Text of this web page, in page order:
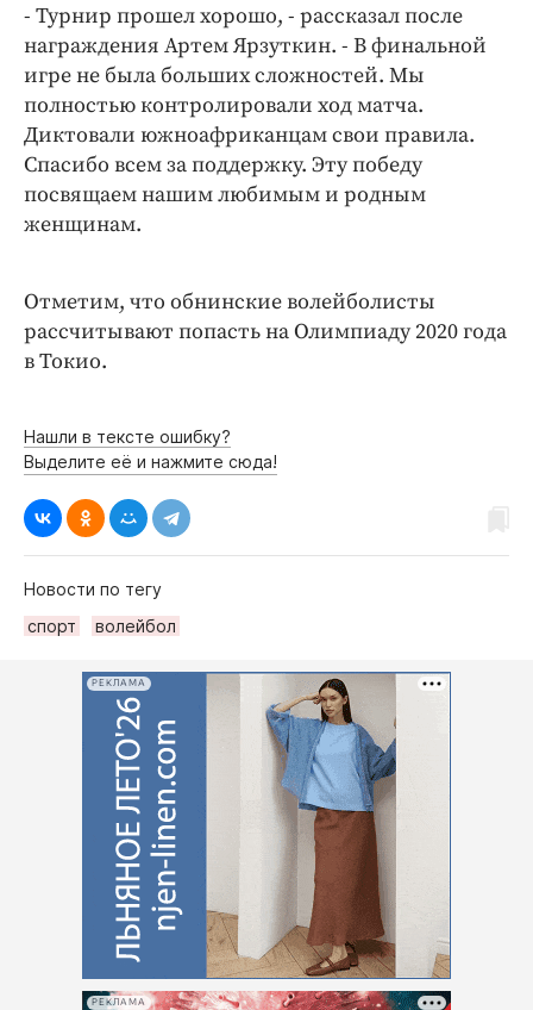
- Турнир прошел хорошо, - рассказал после
награждения Артем Ярзуткин. - В финальной
игре не была больших сложностей. Мы
полностью контролировали ход матча.
Диктовали южноафриканцам свои правила.
Спасибо всем за поддержку. Эту победу
посвящаем нашим любимым и родным
женщинам.
Отметим, что обнинские волейболисты
рассчитывают попасть на Олимпиаду 2020 года
в Токио.
Нашли в тексте ошибку?
Выделите её и нажмите сюда!
Новости по тегу
спорт
волейбол
РЕКЛАМА
РЕКЛАМА